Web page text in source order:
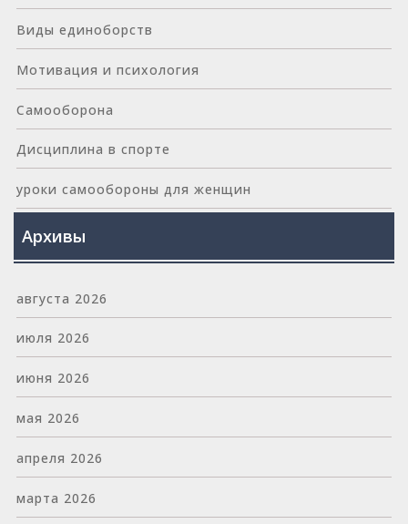
Виды единоборств
Мотивация и психология
Самооборона
Дисциплина в спорте
уроки самообороны для женщин
Архивы
августа 2026
июля 2026
июня 2026
мая 2026
апреля 2026
марта 2026